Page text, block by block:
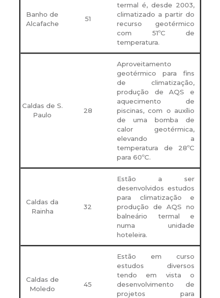
Banho de
Alcafache
51
termal é, desde 2003,
climatizado a partir do
recurso geotérmico
com 51ºC de
temperatura.
Caldas de S.
Paulo
28
Aproveitamento
geotérmico para fins
de climatização,
produção de AQS e
aquecimento de
piscinas, com o auxílio
de uma bomba de
calor geotérmica,
elevando a
temperatura de 28ºC
para 60ºC.
Caldas da
Rainha
32
Estão a ser
desenvolvidos estudos
para climatização e
produção de AQS no
balneário termal e
numa unidade
hoteleira.
Caldas de
Moledo
45
Estão em curso
estudos diversos
tendo em vista o
desenvolvimento de
projetos para